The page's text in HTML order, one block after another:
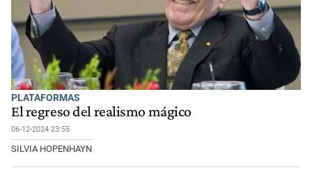
PLATAFORMAS
El regreso del realismo mágico
06-12-2024 23:55
SILVIA HOPENHAYN